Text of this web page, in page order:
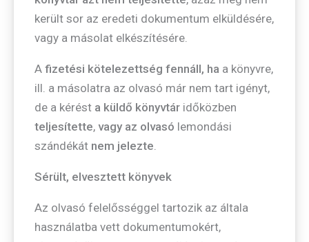
került sor az eredeti dokumentum elküldésére,
vagy a másolat elkészítésére.
A fizetési kötelezettség fennáll, ha a könyvre,
ill. a másolatra az olvasó már nem tart igényt,
de a kérést a küldő könyvtár időközben
teljesítette, vagy az olvasó lemondási
szándékát nem jelezte.
Sérült, elvesztett könyvek
Az olvasó felelősséggel tartozik az általa
használatba vett dokumentumokért,